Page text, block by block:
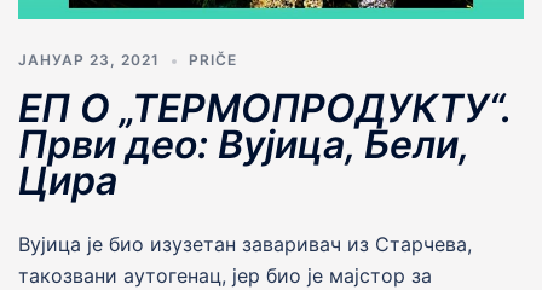
ЈАНУАР 23, 2021 PRIČE
ЕП О „ТЕРМОПРОДУКТУ“.
Први део: Вујица, Бели,
Цира
Вујица је био изузетан заваривач из Старчева,
такозвани аутогенац, јер био је мајстор за